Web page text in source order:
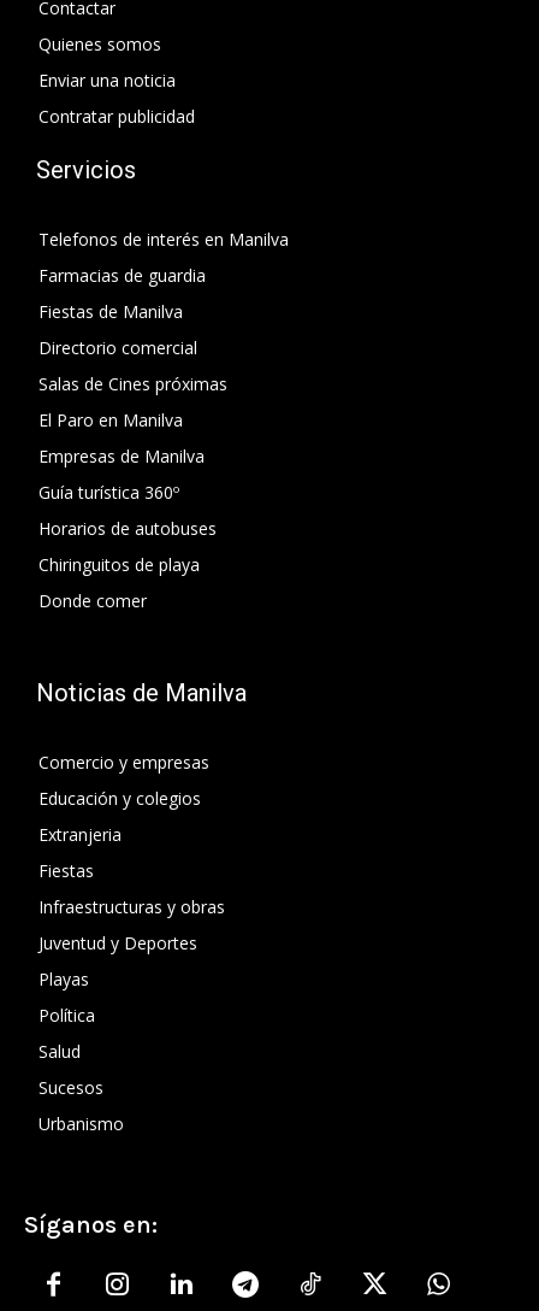
Contactar
Quienes somos
Enviar una noticia
Contratar publicidad
Servicios
Telefonos de interés en Manilva
Farmacias de guardia
Fiestas de Manilva
Directorio comercial
Salas de Cines próximas
El Paro en Manilva
Empresas de Manilva
Guía turística 360º
Horarios de autobuses
Chiringuitos de playa
Donde comer
Noticias de Manilva
Comercio y empresas
Educación y colegios
Extranjeria
Fiestas
Infraestructuras y obras
Juventud y Deportes
Playas
Política
Salud
Sucesos
Urbanismo
Síganos en: